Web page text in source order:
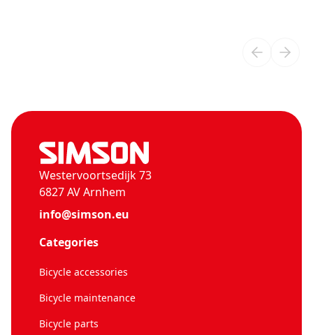
Westervoortsedijk 73
6827 AV Arnhem
info@simson.eu
Categories
Bicycle accessories
Bicycle maintenance
Bicycle parts